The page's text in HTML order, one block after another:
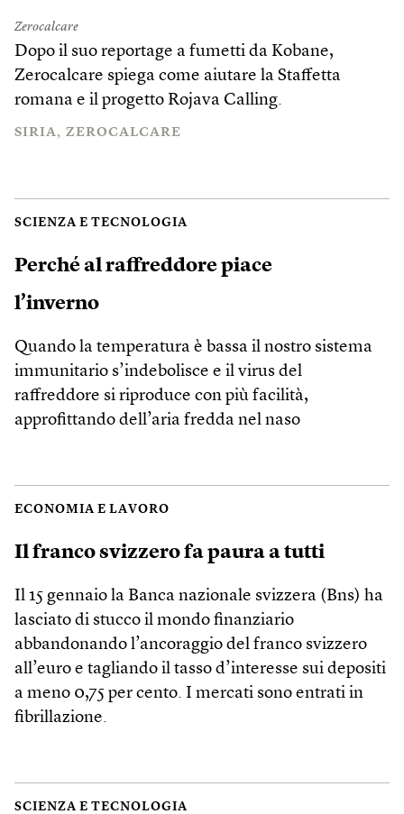
Zerocalcare
Dopo il suo reportage a fumetti da Kobane,
Zerocalcare spiega come aiutare la Staffetta
romana e il progetto Rojava Calling.
SIRIA ZEROCALCARE
SCIENZA E TECNOLOGIA
Perché al raffreddore piace
l’inverno
Quando la temperatura è bassa il nostro sistema
immunitario s’indebolisce e il virus del
raffreddore si riproduce con più facilità,
approfittando dell’aria fredda nel naso
ECONOMIA E LAVORO
Il franco svizzero fa paura a tutti
Il 15 gennaio la Banca nazionale svizzera (Bns) ha
lasciato di stucco il mondo finanziario
abbandonando l’ancoraggio del franco svizzero
all’euro e tagliando il tasso d’interesse sui depositi
a meno 0,75 per cento. I mercati sono entrati in
fibrillazione.
SCIENZA E TECNOLOGIA